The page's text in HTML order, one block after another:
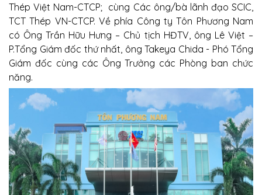
Thép Việt Nam-CTCP; cùng Các ông/bà lãnh đạo SCIC,
TCT Thép VN-CTCP. Về phía Công ty Tôn Phương Nam
có Ông Trần Hữu Hưng – Chủ tịch HĐTV, ông Lê Việt –
P.Tổng Giám đốc thứ nhất, ông Takeya Chida - Phó Tổng
Giám đốc cùng các Ông Trưởng các Phòng ban chức
năng.